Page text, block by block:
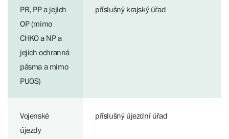
PR, PP a jejich
OP (mimo
CHKO a NP a
jejich ochranná
pásma a mimo
PUOS)
příslušný krajský úřad
Vojenské
újezdy
příslušný újezdní úřad